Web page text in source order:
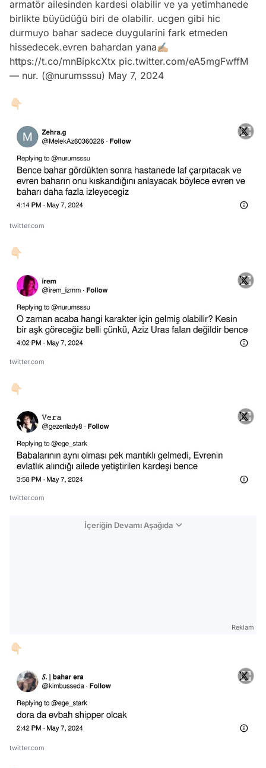
armatör ailesinden kardesi olabilir ve ya yetimhanede
birlikte büyüdüğü biri de olabilir. ucgen gibi hic
durmuyo bahar sadece duygularini fark etmeden
hissedecek.evren bahardan yana✍🏼
https://t.co/mnBipkcXtx pic.twitter.com/eA5mgFwffM
— nur. (@nurumsssu) May 7, 2024
👇🏻
twitter.com
👇🏻
twitter.com
👇🏻
twitter.com
İçeriğin Devamı Aşağıda
Reklam
👇🏻
twitter.com